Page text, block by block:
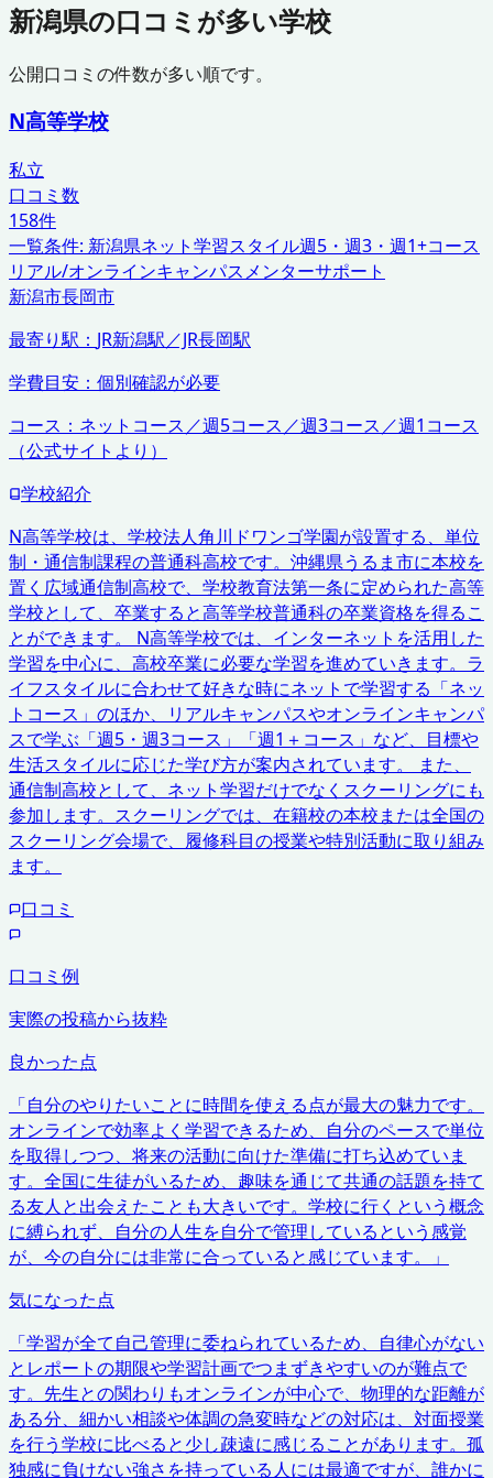
新潟県の口コミが多い学校
公開口コミの件数が多い順です。
N高等学校
私立
口コミ数
158件
一覧条件: 新潟県ネット学習スタイル週5・週3・週1+コース
リアル/オンラインキャンパスメンターサポート
新潟市長岡市
最寄り駅： JR新潟駅／JR長岡駅
学費目安： 個別確認が必要
コース： ネットコース／週5コース／週3コース／週1コース
（公式サイトより）
学校紹介
N高等学校は、学校法人角川ドワンゴ学園が設置する、単位
制・通信制課程の普通科高校です。沖縄県うるま市に本校を
置く広域通信制高校で、学校教育法第一条に定められた高等
学校として、卒業すると高等学校普通科の卒業資格を得るこ
とができます。 N高等学校では、インターネットを活用した
学習を中心に、高校卒業に必要な学習を進めていきます。ラ
イフスタイルに合わせて好きな時にネットで学習する「ネッ
トコース」のほか、リアルキャンパスやオンラインキャンパ
スで学ぶ「週5・週3コース」「週1＋コース」など、目標や
生活スタイルに応じた学び方が案内されています。 また、
通信制高校として、ネット学習だけでなくスクーリングにも
参加します。スクーリングでは、在籍校の本校または全国の
スクーリング会場で、履修科目の授業や特別活動に取り組み
ます。
口コミ
口コミ例
実際の投稿から抜粋
良かった点
「自分のやりたいことに時間を使える点が最大の魅力です。
オンラインで効率よく学習できるため、自分のペースで単位
を取得しつつ、将来の活動に向けた準備に打ち込めていま
す。全国に生徒がいるため、趣味を通じて共通の話題を持て
る友人と出会えたことも大きいです。学校に行くという概念
に縛られず、自分の人生を自分で管理しているという感覚
が、今の自分には非常に合っていると感じています。
」
気になった点
「学習が全て自己管理に委ねられているため、自律心がない
とレポートの期限や学習計画でつまずきやすいのが難点で
す。先生との関わりもオンラインが中心で、物理的な距離が
ある分、細かい相談や体調の急変時などの対応は、対面授業
を行う学校に比べると少し疎遠に感じることがあります。孤
独感に負けない強さを持っている人には最適ですが、誰かに